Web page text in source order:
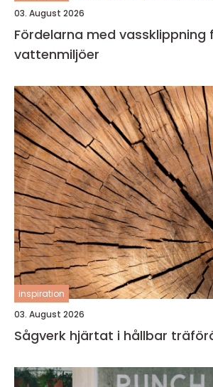
03. August 2026
Fördelarna med vassklippning
vattenmiljöer
inspiration
03. August 2026
Sågverk hjärtat i hållbar